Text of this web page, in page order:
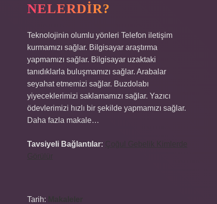
NELERDIR?
Teknolojinin olumlu yönleri Telefon iletişim
kurmamızı sağlar. Bilgisayar araştırma
yapmamızı sağlar. Bilgisayar uzaktaki
tanıdıklarla buluşmamızı sağlar. Arabalar
seyahat etmemizi sağlar. Buzdolabı
yiyeceklerimizi saklamamızı sağlar. Yazıcı
ödevlerimizi hızlı bir şekilde yapmamızı sağlar.
Daha fazla makale…
Tavsiyeli Bağlantılar:
Tarih: